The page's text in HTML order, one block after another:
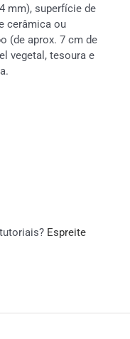
mm), superfície de
cerâmica ou
(de aprox. 7 cm de
vegetal, tesoura e
Espreite